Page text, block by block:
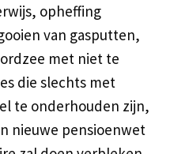
opheffing
van gasputten,
met niet te
die slechts met
te onderhouden zijn,
nieuwe pensioenwet